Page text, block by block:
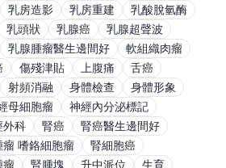
乳房造影 乳房重建
乳酸脫氫酶
乳頭狀 乳腺癌
乳腺超聲波
乳腺腫瘤醫生邊間好
軟組織肉瘤
傷殘津貼 上腹痛
舌癌
射頻消融 身體檢查
身體形象
母細胞瘤
神經內分泌標記
外科 腎癌
腎癌醫生邊間好
嗜鉻細胞瘤
腎細胞癌
瘤 腎腫塊 升中派位 生育